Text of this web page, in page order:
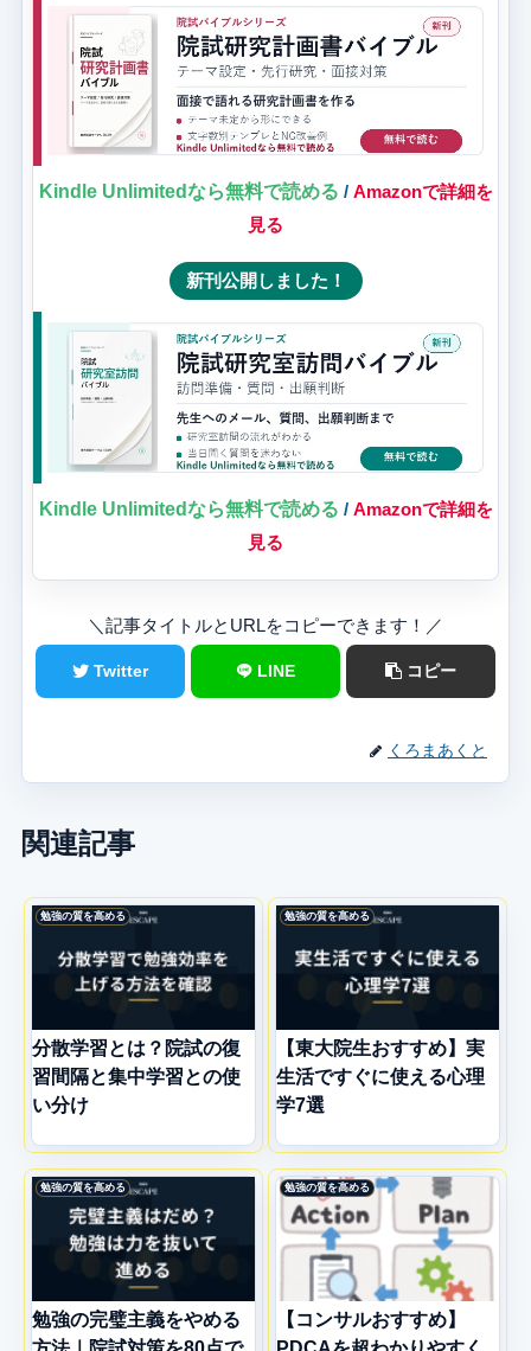
Kindle Unlimitedなら無料で読める / Amazonで詳細を
見る
新刊公開しました！
Kindle Unlimitedなら無料で読める / Amazonで詳細を
見る
＼記事タイトルとURLをコピーできます！／
Twitter LINE コピー
くろまあくと
関連記事
勉強の質を高める
分散学習とは？院試の復
習間隔と集中学習との使
い分け
勉強の質を高める
【東大院生おすすめ】実
生活ですぐに使える心理
学7選
勉強の質を高める
勉強の完璧主義をやめる
勉強の質を高める
【コンサルおすすめ】